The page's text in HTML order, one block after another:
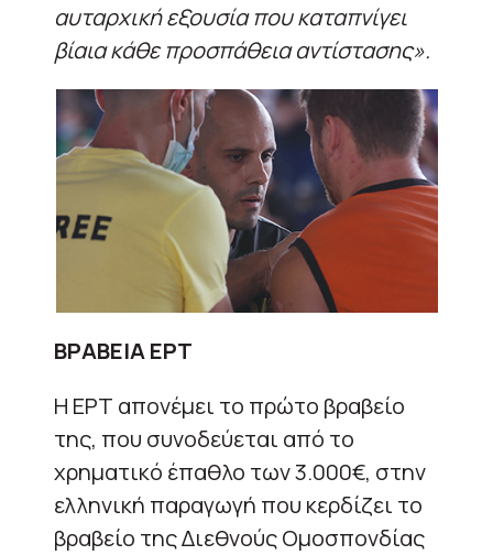
αυταρχική εξουσία που καταπνίγει
βίαια κάθε προσπάθεια αντίστασης».
ΒΡΑΒΕΙΑ ΕΡΤ
Η ΕΡΤ απονέμει το πρώτο βραβείο
της, που συνοδεύεται από το
χρηματικό έπαθλο των 3.000€, στην
ελληνική παραγωγή που κερδίζει το
βραβείο της Διεθνούς Ομοσπονδίας